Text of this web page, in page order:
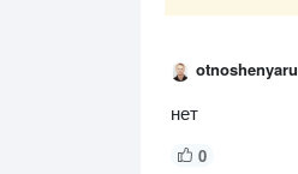
otnoshenyaru
нет
0